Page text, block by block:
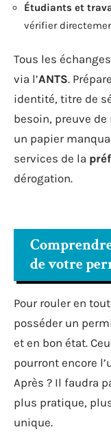
Étudiants et
vérifier
Tous les
via l’ANTS.
identité, titre de
besoin, preuve
un papier
services de la
dérogation.
de votre
Pour rouler en
posséder un
et en bon état.
pourront encore
Après ? Il faudra
plus pratique,
unique.